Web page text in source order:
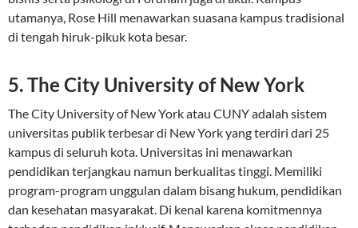
utamanya, Rose Hill menawarkan suasana kampus tradisional
di tengah hiruk-pikuk kota besar.
5. The City University of New York
The City University of New York atau CUNY adalah sistem
universitas publik terbesar di New York yang terdiri dari 25
kampus di seluruh kota. Universitas ini menawarkan
pendidikan terjangkau namun berkualitas tinggi. Memiliki
program-program unggulan dalam bisang hukum, pendidikan
dan kesehatan masyarakat. Di kenal karena komitmennya